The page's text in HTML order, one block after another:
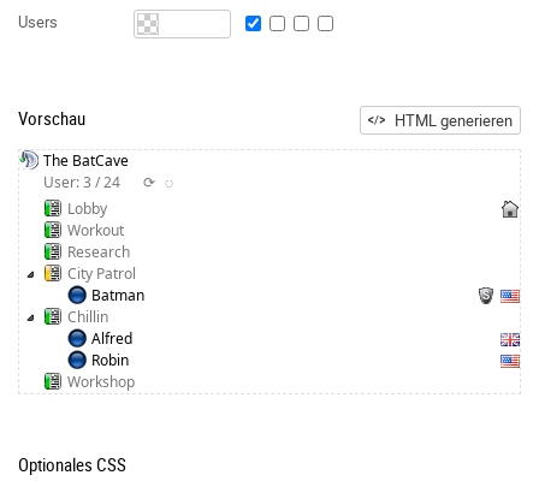
Users
HTML generieren
Vorschau
The BatCave
User: 3 / 24
⟳ ◌
Lobby
Workout
Research
City Patrol
Batman
Chillin
Alfred
Robin
Workshop
Optionales CSS